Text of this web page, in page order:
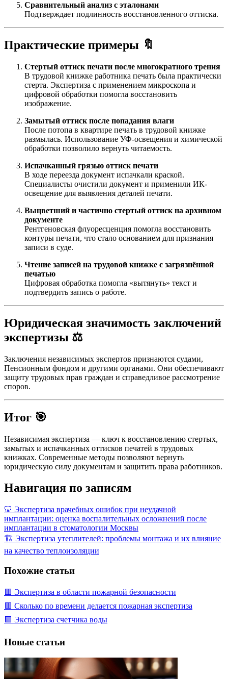
Сравнительный анализ с эталонами
Подтверждает подлинность восстановленного оттиска.
Практические примеры 🔖
Стертый оттиск печати после многократного трения
В трудовой книжке работника печать была практически
стерта. Экспертиза с применением микроскопа и
цифровой обработки помогла восстановить
изображение.
Замытый оттиск после попадания влаги
После потопа в квартире печать в трудовой книжке
размылась. Использование УФ-освещения и химической
обработки позволило вернуть читаемость.
Испачканный грязью оттиск печати
В ходе переезда документ испачкали краской.
Специалисты очистили документ и применили ИК-
освещение для выявления деталей печати.
Выцветший и частично стертый оттиск на архивном
документе
Рентгеновская флуоресценция помогла восстановить
контуры печати, что стало основанием для признания
записи в суде.
Чтение записей на трудовой книжке с загрязнённой
печатью
Цифровая обработка помогла «вытянуть» текст и
подтвердить запись о работе.
Юридическая значимость заключений
экспертизы ⚖️
Заключения независимых экспертов признаются судами,
Пенсионным фондом и другими органами. Они обеспечивают
защиту трудовых прав граждан и справедливое рассмотрение
споров.
Итог 🎯
Независимая экспертиза — ключ к восстановлению стертых,
замытых и испачканных оттисков печатей в трудовых
книжках. Современные методы позволяют вернуть
юридическую силу документам и защитить права работников.
Навигация по записям
🦷 Экспертиза врачебных ошибок при неудачной
имплантации: оценка воспалительных осложнений после
имплантации в стоматологии Москвы
🏗️ Экспертиза утеплителей: проблемы монтажа и их влияние
на качество теплоизоляции
Похожие статьи
🟥 Экспертиза в области пожарной безопасности
🟥 Сколько по времени делается пожарная экспертиза
🟩 Экспертиза счетчика воды
Новые статьи